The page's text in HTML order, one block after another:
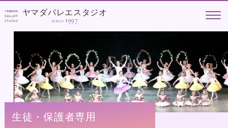
ヤマダバレエスタジオ
since 1997
生徒・保護者専用